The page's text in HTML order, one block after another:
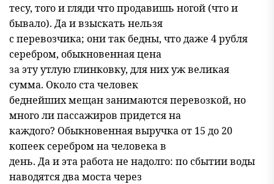
тесу, того и гляди что продавишь ногой (что и
бывало). Да и взыскать нельзя
с перевозчика; они так бедны, что даже 4 рубля
серебром, обыкновенная цена
за эту утлую глинковку, для них уж великая
сумма. Около ста человек
беднейших мещан занимаются перевозкой, но
много ли пассажиров придется на
каждого? Обыкновенная выручка от 15 до 20
копеек серебром на человека в
день. Да и эта работа не надолго: по сбытии воды
наводятся два моста через